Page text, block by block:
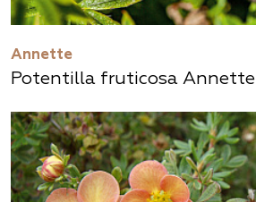
Annette
Potentilla fruticosa Annette